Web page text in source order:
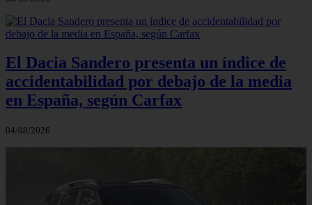
El Dacia Sandero presenta un índice de
accidentabilidad por debajo de la media
en España, según Carfax
04/08/2026